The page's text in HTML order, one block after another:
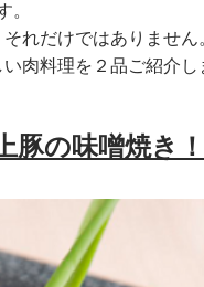
。
れだけではありませ
肉料理を２品ご紹介し
豚の味噌焼き！